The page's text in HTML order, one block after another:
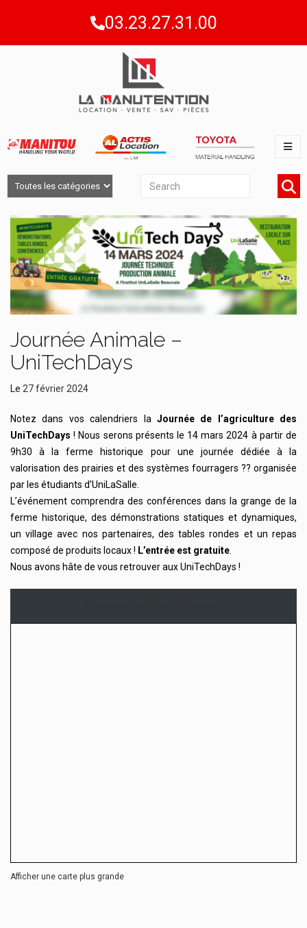
03.23.27.31.00
Journée Animale –
UniTechDays
Le 27 février 2024
Notez dans vos calendriers la Journée de l’agriculture des
UniTechDays! Nous serons présents le 14 mars 2024 à partir de
9h30 à la ferme historique pour une journée dédiée à la
valorisation des prairies et des systèmes fourragers ?? organisée
par les étudiants d’UniLaSalle.
L’événement comprendra des conférences dans la grange de la
ferme historique, des démonstrations statiques et dynamiques,
un village avec nos partenaires, des tables rondes et un repas
composé de produits locaux ! L’entrée est gratuite
Nous avons hâte de vous retrouver aux UniTechDays !
Afficher une carte plus grande